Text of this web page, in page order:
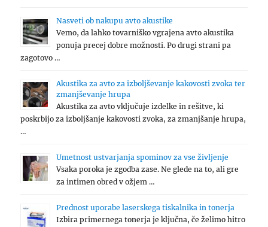
Nasveti ob nakupu avto akustike
Vemo, da lahko tovarniško vgrajena avto akustika
ponuja precej dobre možnosti. Po drugi strani pa
zagotovo …
Akustika za avto za izboljševanje kakovosti zvoka ter
zmanjševanje hrupa
Akustika za avto vključuje izdelke in rešitve, ki
poskrbijo za izboljšanje kakovosti zvoka, za zmanjšanje hrupa,
…
Umetnost ustvarjanja spominov za vse življenje
Vsaka poroka je zgodba zase. Ne glede na to, ali gre
za intimen obred v ožjem …
Prednost uporabe laserskega tiskalnika in tonerja
Izbira primernega tonerja je ključna, če želimo hitro